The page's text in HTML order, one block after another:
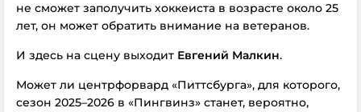
не сможет заполучить хоккеиста в возрасте около 25
лет, он может обратить внимание на ветеранов.
И здесь на сцену выходит Евгений Малкин.
Может ли центрфорвард «Питтсбурга», для которого,
сезон 2025–2026 в «Пингвинз» станет, вероятно,